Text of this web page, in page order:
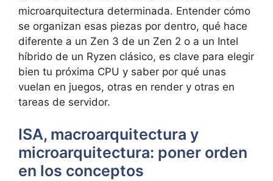
microarquitectura determinada. Entender cómo
se organizan esas piezas por dentro, qué hace
diferente a un Zen 3 de un Zen 2 o a un Intel
híbrido de un Ryzen clásico, es clave para elegir
bien tu próxima CPU y saber por qué unas
vuelan en juegos, otras en render y otras en
tareas de servidor.
ISA, macroarquitectura y
microarquitectura: poner orden
en los conceptos